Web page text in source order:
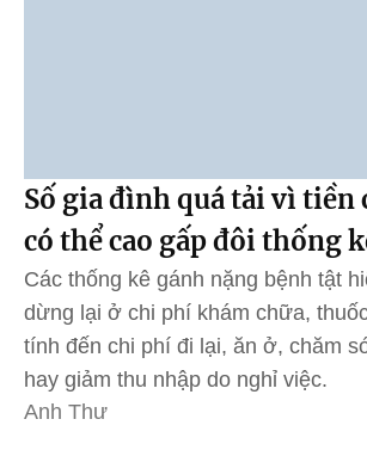
Số gia đình quá tải vì tiền
có thể cao gấp đôi thống
Các thống kê gánh nặng bệnh tật
dừng lại ở chi phí khám chữa,
tính đến chi phí đi lại, ăn ở, chăm
hay giảm thu nhập do nghỉ việc.
Anh Thư